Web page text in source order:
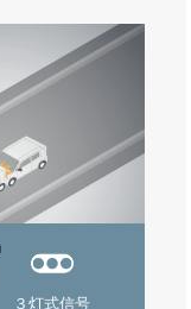
３灯式信号